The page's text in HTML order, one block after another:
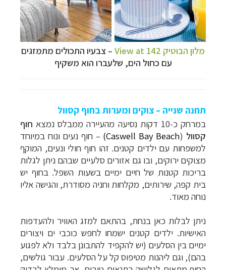
מלון הבוטיק View at 142
– צבעיו התכולים מתמזגים
עם כחול הים, שלעברו הוא משקיף
תחנה שנייה – צוקים ומערות בחוף קסוול
במרחק כ-10 דקות נסיעה מהעיירה ממבלס נמצא
חוף
קסוול (
Caswell Bay Beach) – חוף נעים ונוח במיוחד
למשפחות עם ילדים קטנים. זהו חוף חולי ונעים, המוקף
מצוקים ירוקים, ובו גם אזורים סלעיים שבהם ניתן לגלות
בריכות קטנות של חיים ימיים בשעות השפל. בחוף יש
בית קפה, שירותים, מקלחות וחניה מסודרת, והגישה אליו
נוחה מאוד.
ניתן לבלות כאן בנחת, בהתאם למזג האוויר ולהעדפות
האישיות. ילדים קטנים ישמחו לחפש כוכבי ים ויצורים
ימיים בין הסלעים (יש להקפיד להתבונן בלבד ולא לפגוע
בהם), וגם ליהנות מטיפוס קל על הסלעים. עבור גולשים,